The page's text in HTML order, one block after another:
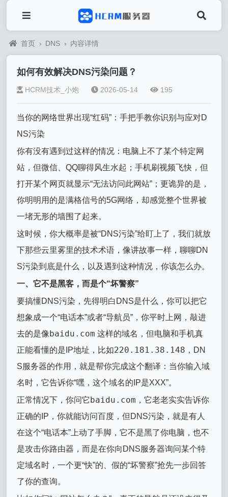
首页 › DNS › 内容详情
如何有效解决DNS污染问题？
HCRM技术_小炮 2026-05-14 195
当你的网络世界出现“红码”：手把手教你识别与应对D
NS污染
你有没有遇到过这样的情况：电脑上不了某个特定网
站，但微信、QQ聊得风生水起；手机刷视频飞快，但
打开某个网页就显示“无法访问此网站”；更诡异的是，
你明明用的是满格信号的5G网络，却感觉整个世界被
一堵无形的墙围了起来。
这时候，你大概率是被“DNS污染”给盯上了，我们就放
下那些云里雾里的技术术语，像讲故事一样，聊聊DN
S污染到底是什么，以及遇到这种情况，你该怎么办。
一、它不是黑客，而是个“坏警察”
要搞懂DNS污染，先得明白DNS是什么，你可以把它
想象成一个“电话本”或者“导航员”，你平时上网，敲进
去的是像baidu.com 这样的域名，但电脑和手机真
正能看懂的是IP地址，比如220.181.38.148 ，DN
S服务器的作用，就是帮你完成这个翻译：当你输入域
名时，它告诉你“嘿，这个域名的IP是XXX”。
正常情况下，你问它baidu.com ，它老老实实告诉你
正确的IP，你就能访问百度，但DNS污染，就是有人
在这个“电话本”上动了手脚，它不是黑了你电脑，也不
是攻击你路由器，而是在你向DNS服务器询问某个特
定域名时，一个更“快”的、假的“坏警察”抢先一步回答
了你的查询。